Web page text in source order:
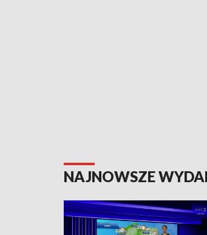
NAJNOWSZE